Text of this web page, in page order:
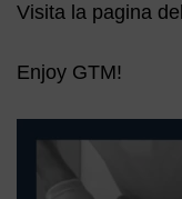
Visita la pagina
Enjoy GTM!